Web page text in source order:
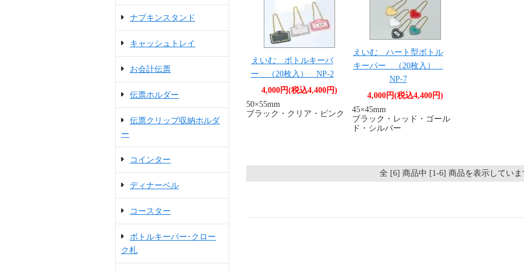
ナプキンスタンド
キャッシュトレイ
お会計伝票
伝票ホルダー
伝票クリップ収納ホルダ
ー
コインター
ディナーベル
コースター
ボトルキーパー･クロー
ク札
えいむ ボトルキーパ
ー （20枚入） NP-2
4,000円(税込4,400円)
50×55mm
ブラック・クリア・ピンク
えいむ ハート型ボトル
キーパー （20枚入）
NP-7
4,000円(税込4,400円)
45×45mm
ブラック・レッド・ゴール
ド・シルバー
全 [6] 商品中 [1-6] 商品を表示していま